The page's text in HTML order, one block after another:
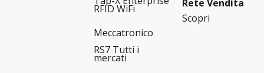
RFID WiFi
Meccatronico
RS7 Tutti i
mercati
Rete Vendita
Scopri